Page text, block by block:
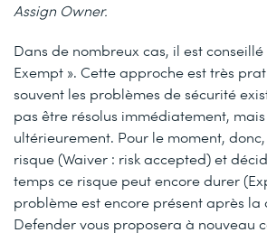
Assign Owner.
Dans de nombreux cas, il est
Exempt ». Cette approche est très
souvent les problèmes de sécurité
pas être résolus immédiatement,
ultérieurement. Pour le moment,
risque (Waiver : risk accepted) et
temps ce risque peut encore durer
problème est encore présent après la
Defender vous proposera à nouveau